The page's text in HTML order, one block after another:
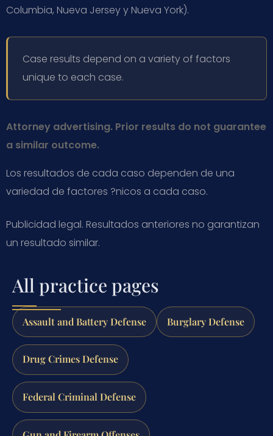
Columbia, Nueva Jersey y Nueva York).
Case results depend on a variety of factors
unique to each case.
Attorney advertising. Prior results do not guarantee
a similar outcome.
Los resultados de cada caso dependen de una
variedad de factores ?nicos a cada caso.
Publicidad legal. Resultados anteriores no garantizan
un resultado similar.
All practice pages
Assault and Battery Defense Burglary Defense
Drug Crimes Defense
Federal Criminal Defense